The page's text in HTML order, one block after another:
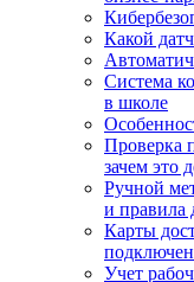
Какой
Система
в школе
Проверка
зачем это
Ручной
и правила
Карты
Учет